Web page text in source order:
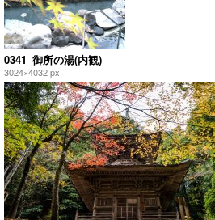
0341_御所の湯(内観)
3024×4032 px